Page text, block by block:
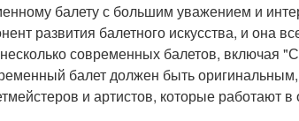
балету с большим уважением и
развития балетного искусства, и она
современных балетов, включая
балет должен быть
и артистов, которые работают в